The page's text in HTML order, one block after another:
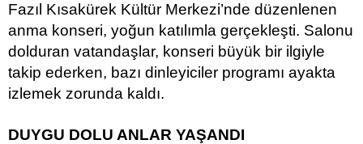
Fazıl Kısakürek Kültür Merkezi’nde düzenlenen
anma konseri, yoğun katılımla gerçekleşti. Salonu
dolduran vatandaşlar, konseri büyük bir ilgiyle
takip ederken, bazı dinleyiciler programı ayakta
izlemek zorunda kaldı.
DUYGU DOLU ANLAR YAŞANDI